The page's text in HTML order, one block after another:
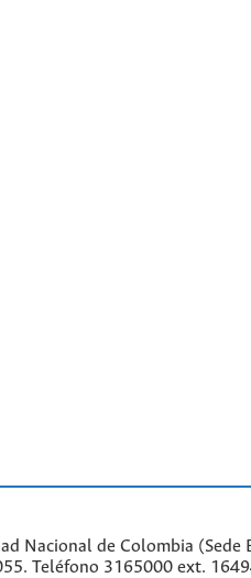
Nacional de Colombia
Teléfono 3165000 ext.